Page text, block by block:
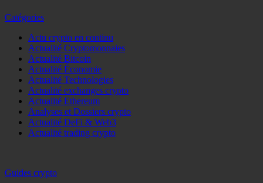
Catégories
Actu crypto en continu
Actualité Cryptomonnaies
Actualité Bitcoin
Actualité Économie
Actualité Technologies
Actualité exchanges crypto
Actualité Ethereum
Analyses et Dossiers crypto
Actualité DeFi & Web3
Actualité trading crypto
Guides crypto